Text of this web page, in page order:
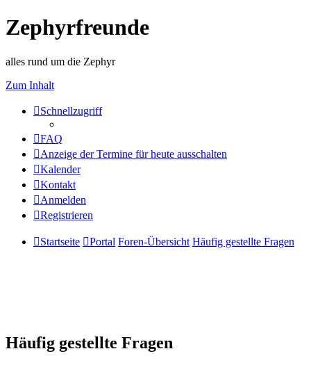
Zephyrfreunde
alles rund um die Zephyr
Zum Inhalt
Schnellzugriff
FAQ
Anzeige der Termine für heute ausschalten
Kalender
Kontakt
Anmelden
Registrieren
Startseite Portal Foren-Übersicht Häufig gestellte Fragen
Häufig gestellte Fragen